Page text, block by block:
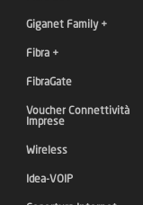
Giganet Family +
Fibra +
FibraGate
Voucher Connettività
Imprese
Wireless
Idea-VOIP